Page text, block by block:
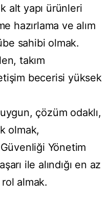
yapı ürünleri
hazırlama ve alım
sahibi olmak.
takım
becerisi yüksek
çözüm odaklı,
olmak,
Yönetim
ile alındığı en az
almak.